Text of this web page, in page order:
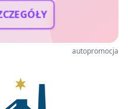
autopromocja